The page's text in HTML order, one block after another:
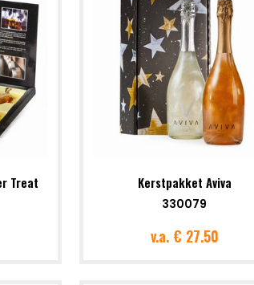
Treat Kerstpakket Aviva
330079
v.a.€ 27.50